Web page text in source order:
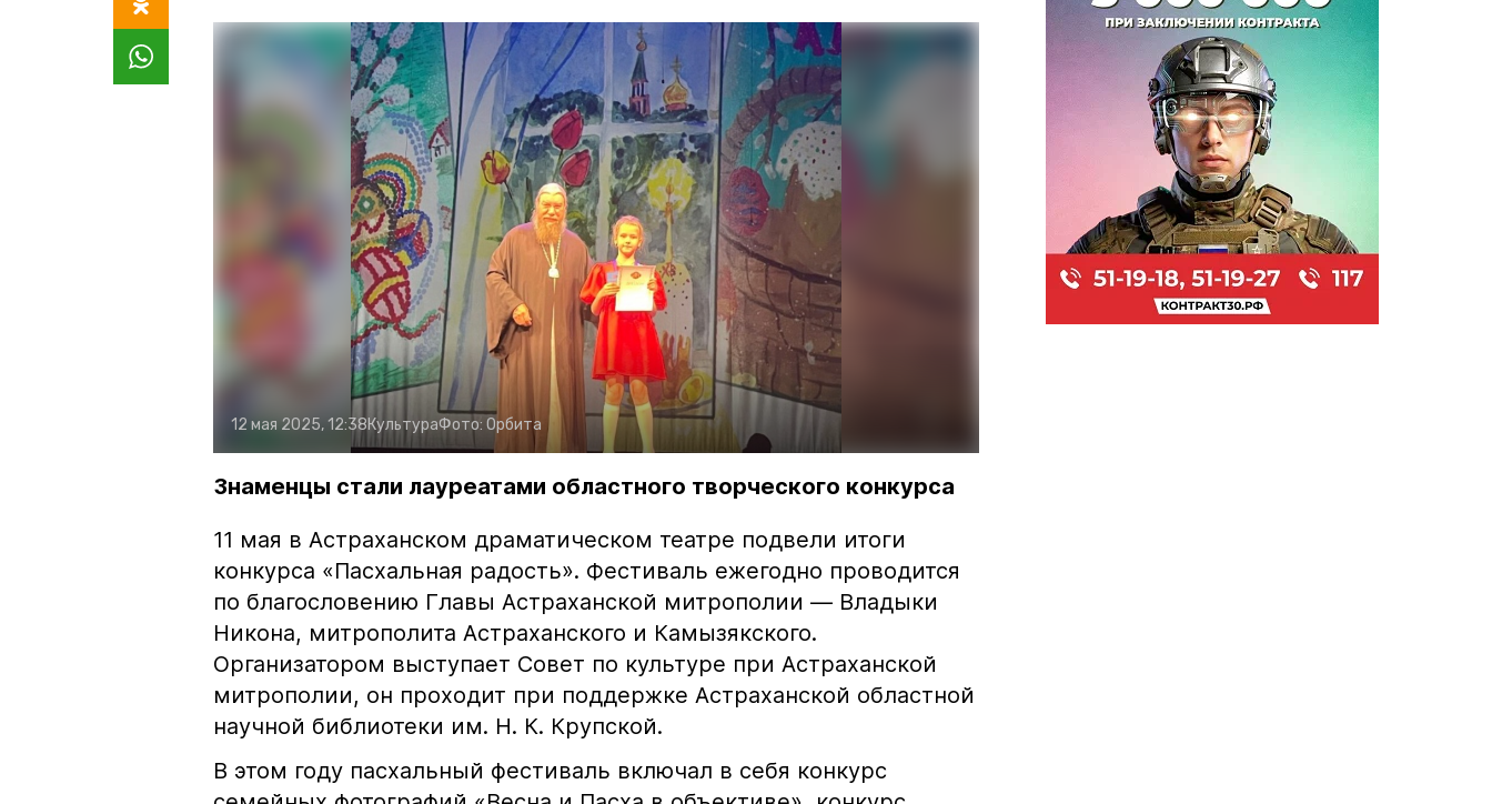
12 мая 2025, 12:38КультураФото: Орбита
Знаменцы стали лауреатами областного творческого конкурса
11 мая в Астраханском драматическом театре подвели итоги
конкурса «Пасхальная радость». Фестиваль ежегодно проводится
по благословению Главы Астраханской митрополии — Владыки
Никона, митрополита Астраханского и Камызякского.
Организатором выступает Совет по культуре при Астраханской
митрополии, он проходит при поддержке Астраханской областной
научной библиотеки им. Н. К. Крупской.
В этом году пасхальный фестиваль включал в себя конкурс